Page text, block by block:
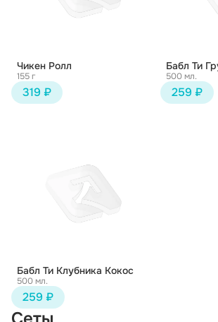
Чикен Ролл
155 г
319 ₽
Бабл Ти
500 мл.
259 ₽
Бабл Ти Клубника Кокос
500 мл.
259 ₽